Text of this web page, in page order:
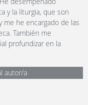
y la liturgia, que son
me he encargado de las
También me
profundizar en la
autor/a